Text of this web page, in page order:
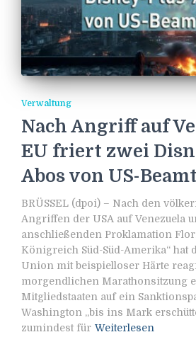
Verwaltung
Nach Angriff auf
EU friert zwei
Abos von US-
BRÜSSEL (dpoi) – Nach den
Angriffen der USA auf Venezuela
anschließenden Proklamation
Königreich Süd-Süd-Amerika“ hat
Union mit beispielloser Härte
morgendlichen Marathonsitzung
Mitgliedstaaten auf ein
Washington „bis ins Mark
zumindest für Weiterlesen